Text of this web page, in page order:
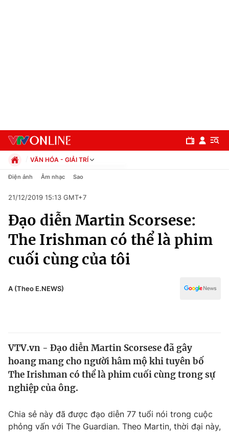
Chuyên mục
Chính trị
Xã hội
Pháp luật
Thế giới
Tin tức
Thế giới đó đây
Câu chuyện quốc tế
Kinh tế
Thị trường
Dữ liệu và đời sống
VĂN HÓA - GIẢI TRÍ
Chính trị
Pháp luật
Kinh tế
Thể thao
Truyền hình
Văn hóa - Giải trí
Công nghệ
Điện ảnh Âm nhạc Sao
21/12/2019 15:13 GMT+7
Đạo diễn Martin Scorsese:
The Irishman có thể là phim
cuối cùng của tôi
A (Theo E.NEWS)
VTV.vn - Đạo diễn Martin Scorsese đã gây
hoang mang cho người hâm mộ khi tuyên bố
The Irishman có thể là phim cuối cùng trong sự
nghiệp của ông.
Chia sẻ này đã được đạo diễn 77 tuổi nói trong cuộc
phỏng vấn với The Guardian. Theo Martin, thời đại này,